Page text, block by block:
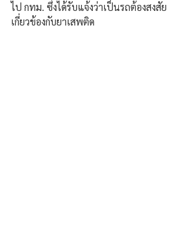
ไป กทม. ซึ่งได้รับแจ้งว่าเป็นรถต้องสงสัย
เกี่ยวข้องกับยาเสพติด